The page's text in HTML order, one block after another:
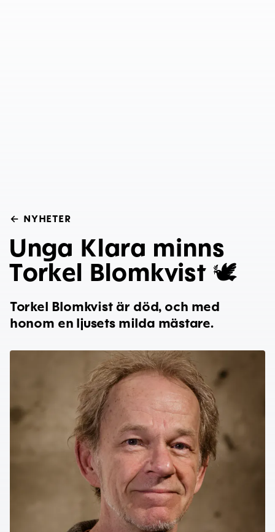
← NYHETER
Unga Klara minns
Torkel Blomkvist 🕊
Torkel Blomkvist är död, och med
honom en ljusets milda mästare.